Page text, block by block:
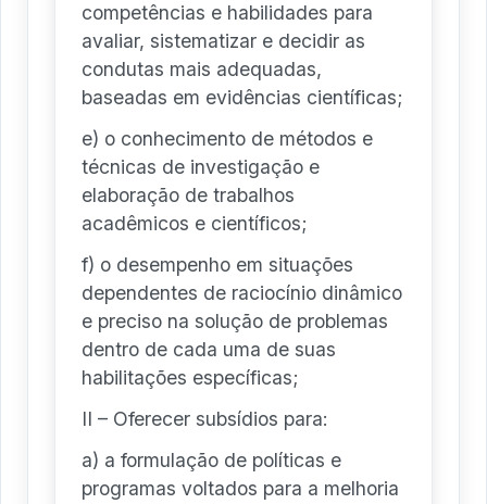
competências e habilidades para
avaliar, sistematizar e decidir as
condutas mais adequadas,
baseadas em evidências científicas;
e) o conhecimento de métodos e
técnicas de investigação e
elaboração de trabalhos
acadêmicos e científicos;
f) o desempenho em situações
dependentes de raciocínio dinâmico
e preciso na solução de problemas
dentro de cada uma de suas
habilitações específicas;
II – Oferecer subsídios para:
a) a formulação de políticas e
programas voltados para a melhoria